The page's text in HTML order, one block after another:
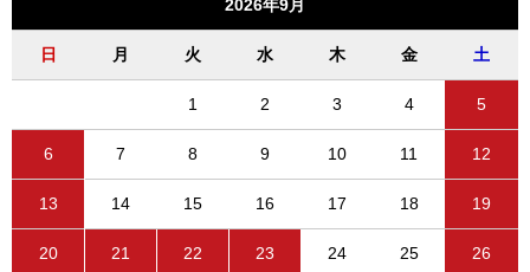
2026年9月
日 月 火 水 木 金 土
1 2 3 4 5
6 7 8 9 10 11 12
13 14 15 16 17 18 19
20 21 22 23 24 25 26